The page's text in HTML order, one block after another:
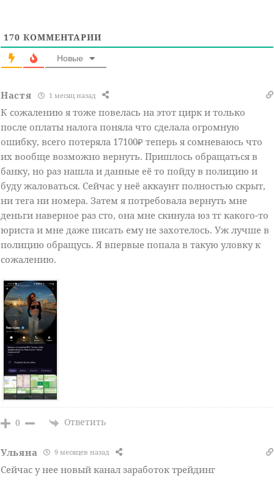
170 КОММЕНТАРИИ
Новые
Настя 1 месяц назад
К сожалению я тоже повелась на этот цирк и только
после оплаты налога поняла что сделала огромную
ошибку, всего потеряла 17100₽ теперь я сомневаюсь что
их вообще возможно вернуть. Пришлось обращаться в
банку, но раз нашла и данные её то пойду в полицию и
буду жаловаться. Сейчас у неё аккаунт полностью скрыт,
ни тега ни номера. Затем я потребовала вернуть мне
деньги наверное раз сто, она мне скинула юз тг какого-то
юриста и мне даже писать ему не захотелось. Уж лучше в
полицию обращусь. Я впервые попала в такую уловку к
сожалению.
0 Ответить
Ульяна 9 месяцев назад
Сейчас у нее новый канал заработок трейдинг